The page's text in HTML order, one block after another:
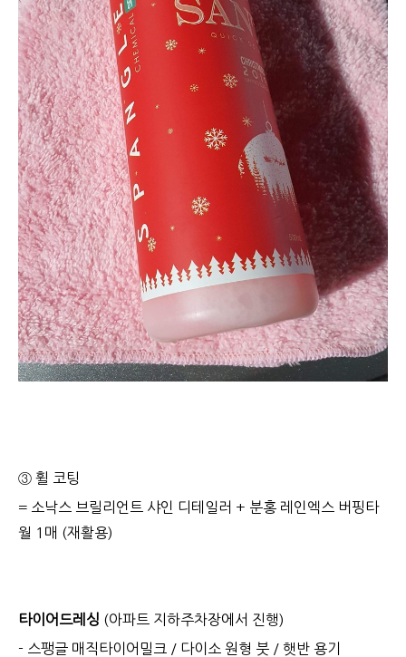
③ 휠 코팅
= 소낙스 브릴리언트 샤인 디테일러 + 분홍 레인엑스 버핑타
월 1매 (재활용)
타이어드레싱 (아파트 지하주차장에서 진행)
- 스팽글 매직타이어밀크 / 다이소 원형 붓 / 햇반 용기